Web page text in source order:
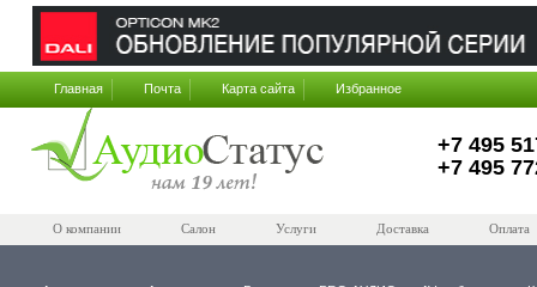
Главная Почта Карта сайта Избранное
+7 495
+7 495
О компании Салон Услуги Доставка Оплата